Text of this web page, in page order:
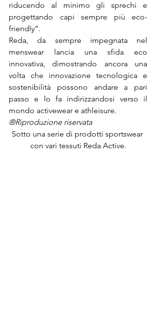
riducendo al minimo gli sprechi e
progettando capi sempre più eco-
friendly”.
Reda, da sempre impegnata nel
menswear lancia una sfida eco
innovativa, dimostrando ancora una
volta che innovazione tecnologica e
sostenibilità possono andare a pari
passo e lo fa indirizzandosi verso il
mondo activewear e athleisure.
®Riproduzione riservata
Sotto una serie di prodotti sportswear
con vari tessuti Reda Active.